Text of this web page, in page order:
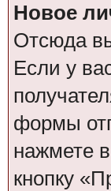
Новое
Отсюда
Если у
формы
нажмете
кнопку